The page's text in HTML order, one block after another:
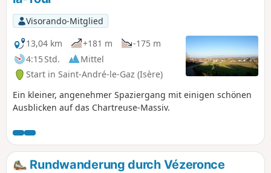
Visorando-Mitglied
13,04 km
+181 m
-175 m
4:15 Std.
Mittel
Start in Saint-André-le-Gaz (Isère)
Ein kleiner, angenehmer Spaziergang mit einigen schönen
Ausblicken auf das Chartreuse-Massiv.
Rundwanderung durch Vézeronce